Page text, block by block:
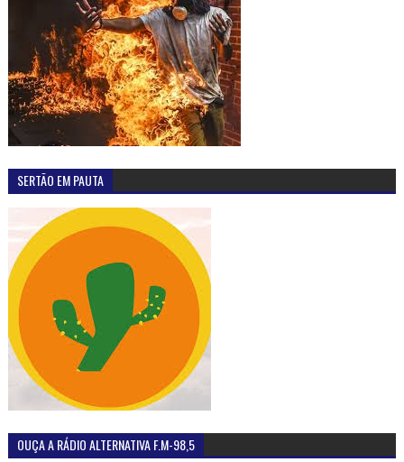
SERTÃO EM PAUTA
OUÇA A RÁDIO ALTERNATIVA F.M-98,5